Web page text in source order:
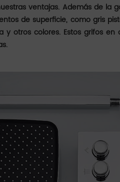
ventajas. Además de la
de superficie, como gris
y otros colores. Estos grifos